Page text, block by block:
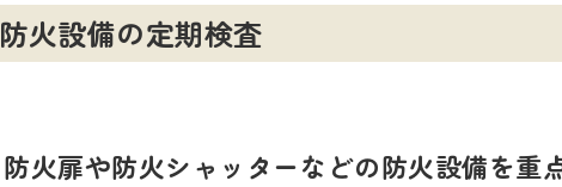
防火設備の定期検査
防火扉や防火シャッターなどの防火設備を重